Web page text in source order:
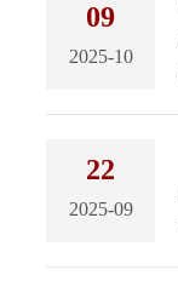
09
2025-10
22
2025-09